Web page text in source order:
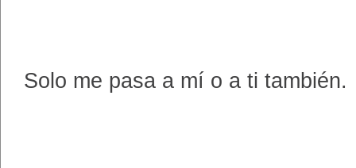
Solo me pasa a mí o a ti también.